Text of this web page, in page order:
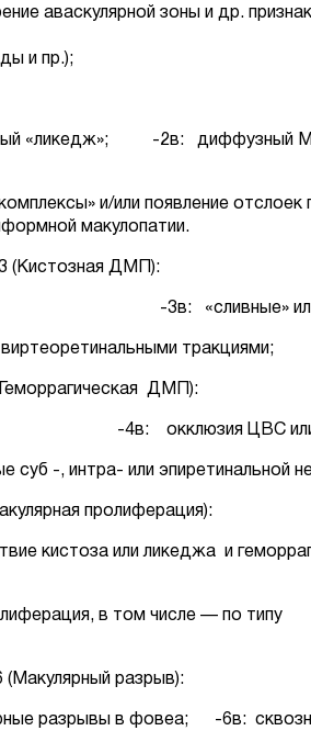
аваскулярной зоны и др.
и пр.);
«ликедж»; -2в: диффузный
и/или появление отслоек
макулопатии.
ДМП):
или
виртеоретинальными тракциями;
ДМП):
окклюзия ЦВС или её
-, интра- или эпиретинальной
пролиферация):
кистоза или ликеджа и
в том числе — по типу
разрыв):
разрывы в фовеа; -6в: